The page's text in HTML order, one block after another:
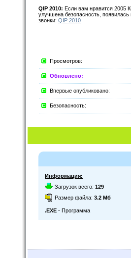
QIP 2010: Если вам нравится 2005
улучшена безопасность,
звонки: QIP 2010
Просмотров:
Обновлено:
Впервые опубликовано:
Безопасность:
Информация:
Загрузок всего: 129
Размер файла: 3.2 Мб
.EXE - Программа